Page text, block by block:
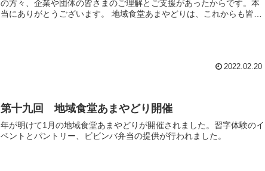
の方々、企業や団体の皆さまのご理解とご支援があったからです。本
当にありがとうございます。 地域食堂あまやどりは、これからも皆様
2022.02.20
第十九回 地域食堂あまやどり開催
年が明けて1月の地域食堂あまやどりが開催されました。習字体験のイ
ベントとパントリー、ビビンバ弁当の提供が行われました。